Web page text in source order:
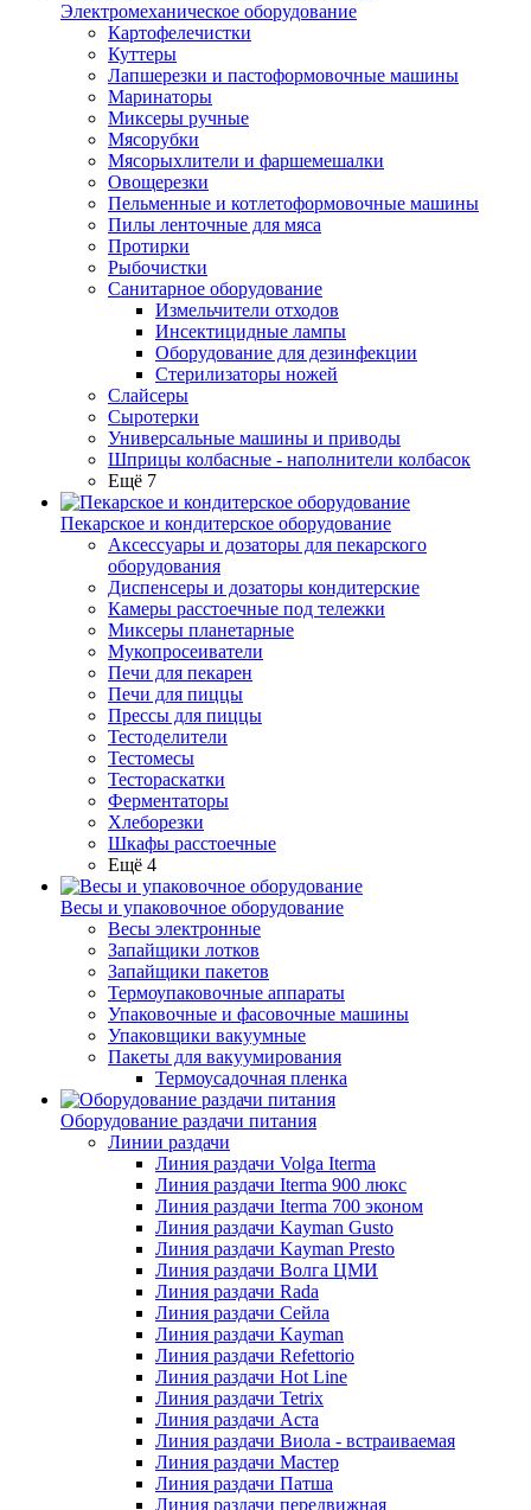
Электромеханическое оборудование
Картофелечистки
Куттеры
Лапшерезки и пастоформовочные машины
Маринаторы
Миксеры ручные
Мясорубки
Мясорыхлители и фаршемешалки
Овощерезки
Пельменные и котлетоформовочные машины
Пилы ленточные для мяса
Протирки
Рыбочистки
Санитарное оборудование
Измельчители отходов
Инсектицидные лампы
Оборудование для дезинфекции
Стерилизаторы ножей
Слайсеры
Сыротерки
Универсальные машины и приводы
Шприцы колбасные - наполнители колбасок
Ещё 7
Пекарское и кондитерское оборудование
Аксессуары и дозаторы для пекарского
оборудования
Диспенсеры и дозаторы кондитерские
Камеры расстоечные под тележки
Миксеры планетарные
Мукопросеиватели
Печи для пекарен
Печи для пиццы
Прессы для пиццы
Тестоделители
Тестомесы
Тестораскатки
Ферментаторы
Хлеборезки
Шкафы расстоечные
Ещё 4
Весы и упаковочное оборудование
Весы электронные
Запайщики лотков
Запайщики пакетов
Термоупаковочные аппараты
Упаковочные и фасовочные машины
Упаковщики вакуумные
Пакеты для вакуумирования
Термоусадочная пленка
Оборудование раздачи питания
Линии раздачи
Линия раздачи Volga Iterma
Линия раздачи Iterma 900 люкс
Линия раздачи Iterma 700 эконом
Линия раздачи Kayman Gusto
Линия раздачи Kayman Presto
Линия раздачи Волга ЦМИ
Линия раздачи Rada
Линия раздачи Сейла
Линия раздачи Kayman
Линия раздачи Refettorio
Линия раздачи Hot Line
Линия раздачи Tetrix
Линия раздачи Аста
Линия раздачи Виола - встраиваемая
Линия раздачи Мастер
Линия раздачи Патша
Линия раздачи передвижная